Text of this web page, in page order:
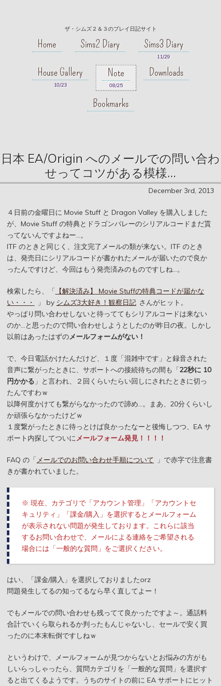
ザ・シムズ２＆３のプレイ日記サイト
Home Sims2 Diary Sims3 Diary
11/29
House Gallery
10/23
Note
08/25
Downloads
Bookmarks
日本 EA/Origin へのメールでの問い合わ
せってコツがある模様…
December 3rd, 2013
４日前の金曜日に Movie Stuff と Dragon Valley を購入しました
が、Movie Stuff の特典とドラゴンバレーのシリアルコードまだ貰
ってないんですよねー…。
ITF のときと同じく、注文完了メールの類が来ない。ITF のとき
は、発売日にシリアルコードが書かれたメールが届いたので良か
ったんですけど、今回はもう発売済みのものですしね…。
検索したら、「 【解決済み】 Movie Stuffの特典コードが届かな
い・・・
」 by シムズ3大好き！観察日記 さんがヒット。
やっぱり問い合わせしないと待っててもシリアルコードは来ない
のか…と思ったので問い合わせしようとしたのが昨日の夜。しかし
以前はあったはずのメールフォームがない！
で、今日電話かけたんだけど、１度「混雑中です」と録音された
音声に繋がったときに、サポートへの接続待ちの間も「22秒に 10
円かかる 」と言われ、２回くらいたらい回しにされたときに切っ
たんですわｗ
以降何度かけても繋がらなかったので諦め…。まあ、20分くらいし
か頑張らなかったけどｗ
１度繋がったときに待っとけば良かったなーと後悔しつつ、EA サ
ポート内探してついにメールフォーム発見！！！！
FAQ の「メールでのお問い合わせ手順について
」で赤字で注意書
きが書かれていました。
※ 現在、カテゴリで「アカウント管理」「アカウントセ
キュリティ」「課金/購入」を選択するとメールフォーム
が表示されない問題が発生しております。これらに該当
するお問い合わせで、メールによる連絡をご希望される
場合には「一般的な質問」をご選択ください。
はい、「課金/購入」を選択しておりましたorz
問題発生してるの知ってるなら早く直してよー！
でもメールでの問い合わせも残ってて良かったですよ～。通話料
合計でいくら取られるか判ったもんじゃないし、セールで安く買
ったのに本末転倒ですしねｗ
というわけで、メールフォームが見つからないとお悩みの方がも
しいらっしゃったら、質問カテゴリを「一般的な質問」を選択す
ると出てくるようです。うちのサイトの前に EA サポートにヒット